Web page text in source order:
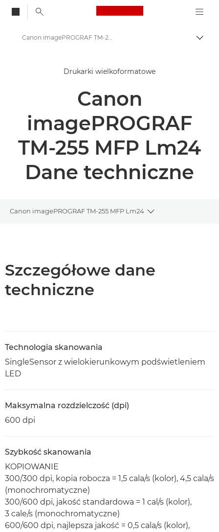
Canon Logo, back
Rozwiązania i usługi
Produkty dla biznesu
Canon imagePROGRAF TM-255 MFP Lm24 – drukarki wielkoformatowe
Canon imagePROGRAF TM-255 MFP Lm24 – drukarki wielkoformatowe – dane techniczne
Drukarki wielkoformatowe
Canon
imagePROGRAF
TM-255 MFP Lm24
Dane techniczne
Canon imagePROGRAF TM-255 MFP Lm24
Toggle
Pomoc techniczna
Szczegółowe dane
techniczne
Technologia skanowania
SingleSensor z wielokierunkowym podświetleniem
LED
Maksymalna rozdzielczość (dpi)
600 dpi
Szybkość skanowania
KOPIOWANIE
300/300 dpi, kopia robocza = 1,5 cala/s (kolor), 4,5 cala/s
(monochromatyczne)
300/600 dpi, jakość standardowa = 1 cal/s (kolor),
3 cale/s (monochromatyczne)
600/600 dpi, najlepsza jakość = 0,5 cala/s (kolor),